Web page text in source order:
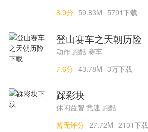
8.9分 59.83M 5791下载
登山赛车之天朝历险
动作 跑酷 赛车
7.6分 43.78M 3万下载
踩彩块
休闲益智 竞速 跑酷
暂无评分 27.72M 2131下载